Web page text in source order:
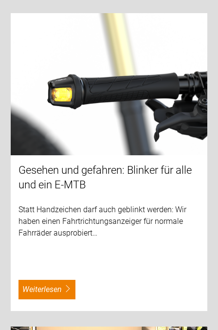
Gesehen und gefahren: Blinker für alle
und ein E-MTB
Statt Handzeichen darf auch geblinkt werden: Wir
haben einen Fahrtrichtungsanzeiger für normale
Fahrräder ausprobiert…
weiterlesen